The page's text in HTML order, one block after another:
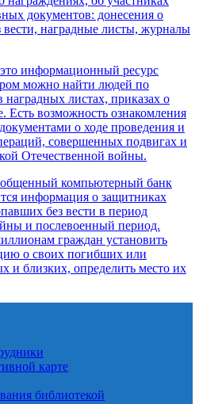
карте
библиотекой